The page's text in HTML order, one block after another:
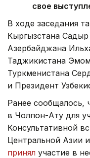
свое
В ходе заседания
Кыргызстана
Азербайджана
Таджикистана
Туркменистана
и Президент
Ранее сообщалось,
в Чолпон-Ату для
Консультативной
Центральной Азии
принял участие в